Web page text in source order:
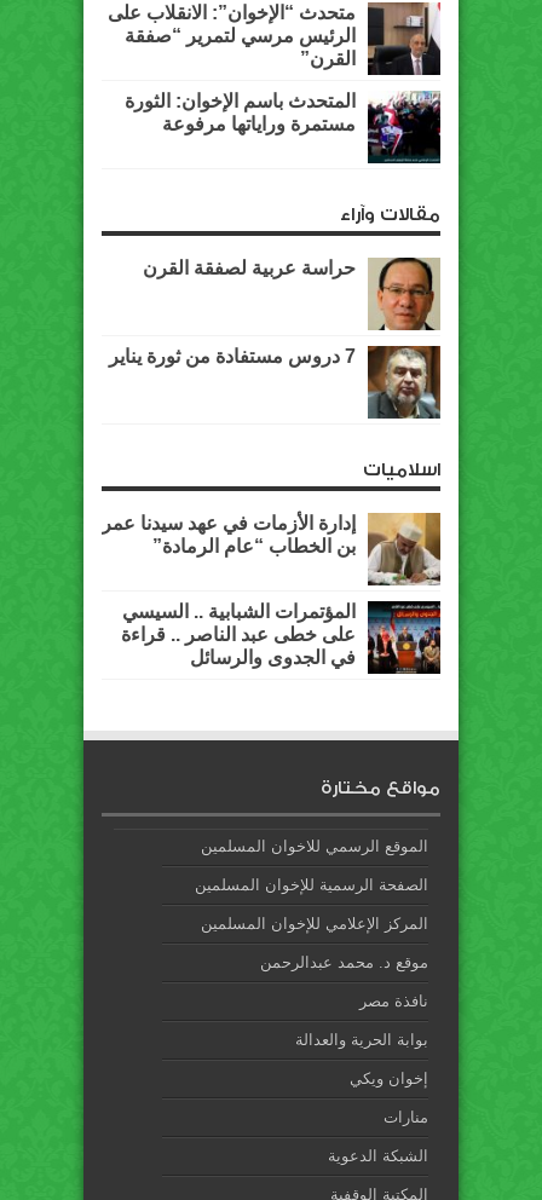
متحدث “الإخوان”: الانقلاب على
الرئيس مرسي لتمرير “صفقة
القرن”
المتحدث باسم الإخوان: الثورة
مستمرة وراياتها مرفوعة
مقالات وآراء
حراسة عربية لصفقة القرن
7 دروس مستفادة من ثورة يناير
اسلاميات
إدارة الأزمات في عهد سيدنا عمر
بن الخطاب “عام الرمادة”
المؤتمرات الشبابية .. السيسي
على خطى عبد الناصر .. قراءة
في الجدوى والرسائل
مواقع مختارة
الموقع الرسمي للاخوان المسلمين
الصفحة الرسمية للإخوان المسلمين
المركز الإعلامي للإخوان المسلمين
موقع د. محمد عبدالرحمن
نافذة مصر
بوابة الحرية والعدالة
إخوان ويكي
منارات
الشبكة الدعوية
المكتبة الوقفية